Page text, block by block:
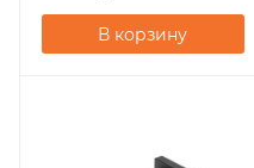
В корзину